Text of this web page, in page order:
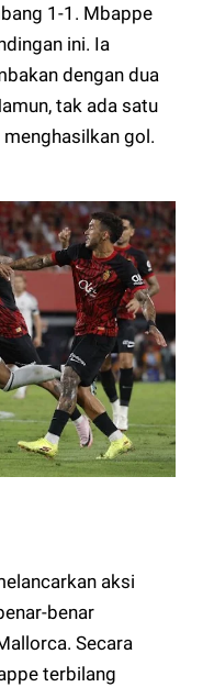
1-1. Mbappe
ini. Ia
dengan dua
tak ada satu
gol.
aksi
benar
Secara
terbilang